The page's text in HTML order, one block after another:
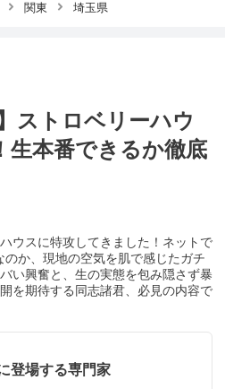
関東 埼玉県
ストロベリーハウ
生本番できるか徹底
ウスに特攻してきました！ネットで
か、現地の空気を肌で感じたガチ
い興奮と、生の実態を包み隠さず暴
を期待する同志諸君、必見の内容で
登場する専門家